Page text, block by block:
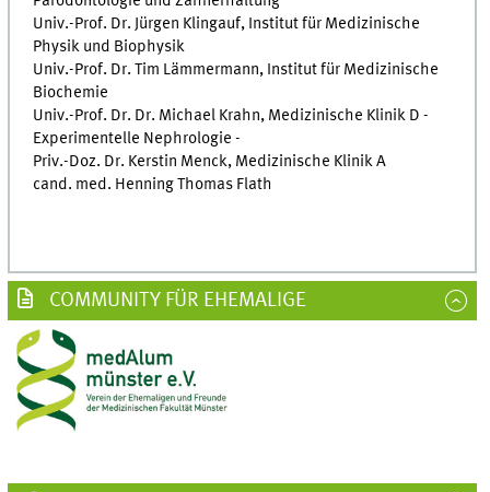
Univ.-Prof. Dr. Jürgen Klingauf, Institut für Medizinische
Physik und Biophysik
Univ.-Prof. Dr. Tim Lämmermann, Institut für Medizinische
Biochemie
Univ.-Prof. Dr. Dr. Michael Krahn, Medizinische Klinik D -
Experimentelle Nephrologie -
Priv.-Doz. Dr. Kerstin Menck, Medizinische Klinik A
cand. med. Henning Thomas Flath
COMMUNITY FÜR EHEMALIGE